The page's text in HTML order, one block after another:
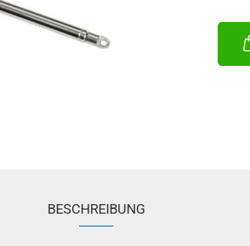
BESCHREIBUNG